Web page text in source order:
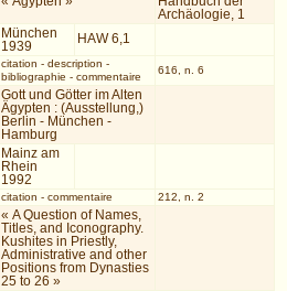
Archäologie, 1
München
1939
HAW 6,1
citation - description -
bibliographie - commentaire
616, n. 6
Gott und Götter im Alten
Ägypten : (Ausstellung,)
Berlin - München -
Hamburg
Mainz am
Rhein
1992
citation - commentaire 212, n. 2
« A Question of Names,
Titles, and Iconography.
Kushites in Priestly,
Administrative and other
Positions from Dynasties
25 to 26 »